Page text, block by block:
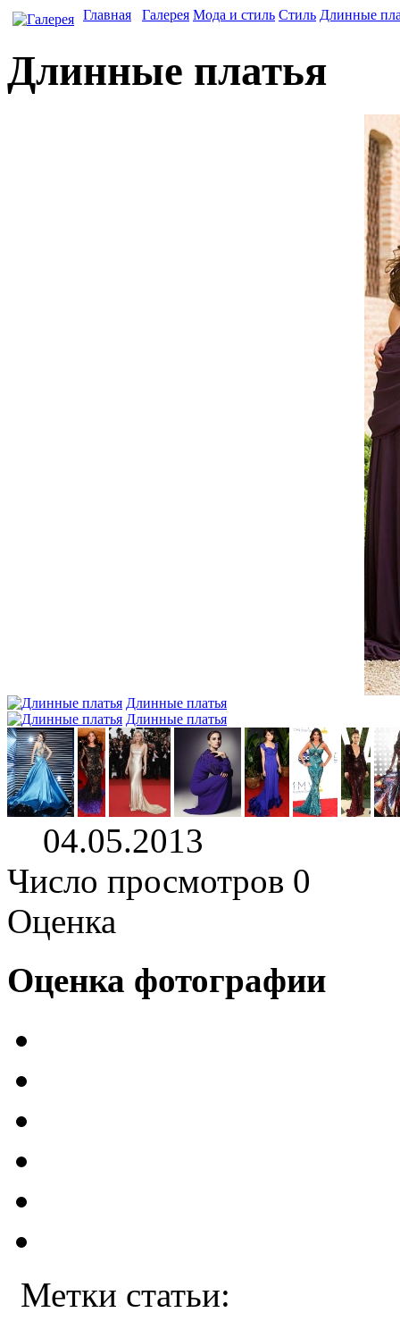
Главная Галерея Мода и стиль Стиль Длинные
Длинные платья
Длинные платья
Длинные платья
04.05.2013
Число просмотров 0
Оценка
Оценка фотографии
Метки статьи: